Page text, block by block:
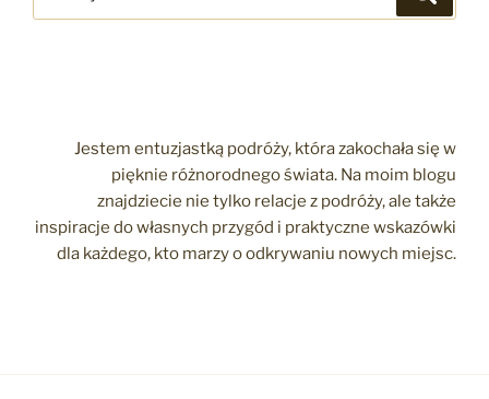
Jestem entuzjastką podróży, która zakochała się w
pięknie różnorodnego świata. Na moim blogu
znajdziecie nie tylko relacje z podróży, ale także
inspiracje do własnych przygód i praktyczne wskazówki
dla każdego, kto marzy o odkrywaniu nowych miejsc.